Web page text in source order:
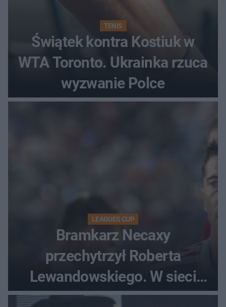
TENIS
Świątek kontra Kostiuk w
WTA Toronto. Ukrainka rzuca
wyzwanie Polce
LEAGUES CUP
Bramkarz Necaxy
przechytrzył Roberta
Lewandowskiego. W sieci
krąży wideo z tego pojedynku